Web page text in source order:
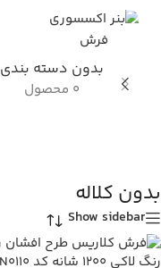
بدون دسته بندی
0 محصول
بدون کلاله
Show sidebar